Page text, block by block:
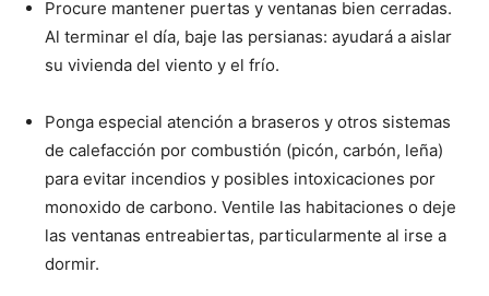
Procure mantener puertas y ventanas bien cerradas.
Al terminar el día, baje las persianas: ayudará a aislar
su vivienda del viento y el frío.
Ponga especial atención a braseros y otros sistemas
de calefacción por combustión (picón, carbón, leña)
para evitar incendios y posibles intoxicaciones por
monoxido de carbono. Ventile las habitaciones o deje
las ventanas entreabiertas, particularmente al irse a
dormir.